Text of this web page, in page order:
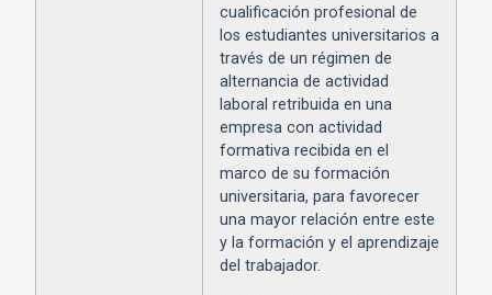
cualificación profesional de
los estudiantes universitarios a
través de un régimen de
alternancia de actividad
laboral retribuida en una
empresa con actividad
formativa recibida en el
marco de su formación
universitaria, para favorecer
una mayor relación entre este
y la formación y el aprendizaje
del trabajador.